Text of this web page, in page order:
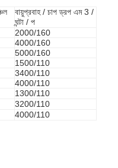
বায়ুপ্রবাহ / চাপ ড্রপ এম 3 /
ঘন্টা / প
2000/160
4000/160
5000/160
1500/110
3400/110
4000/110
1300/110
3200/110
4000/110